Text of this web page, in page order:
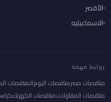
الأقصر
الاسماعيليه
روابط مهمة
مناقصات مصرمناقصات اليومالمناقصات
مناقصات المقاولاتمناقصات الكهرباء